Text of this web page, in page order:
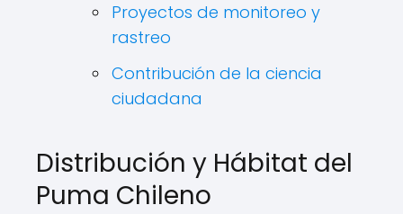
Proyectos de monitoreo y
rastreo
Contribución de la ciencia
ciudadana
Distribución y Hábitat del
Puma Chileno